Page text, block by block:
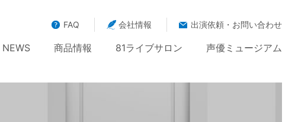
FAQ 会社情報 出演依頼・お問い合わせ
NEWS 商品情報 81ライブサロン 声優ミュージアム